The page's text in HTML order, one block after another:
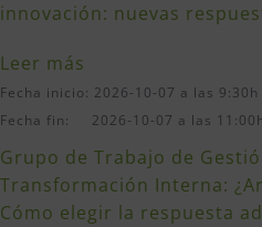
innovación: nuevas
Leer más
Fecha inicio: 2026-10-07 a las 9:30h
Fecha fin: 2026-10-07 a las 11:00h
Grupo de Trabajo de
Transformación Interna:
Cómo elegir la respuesta